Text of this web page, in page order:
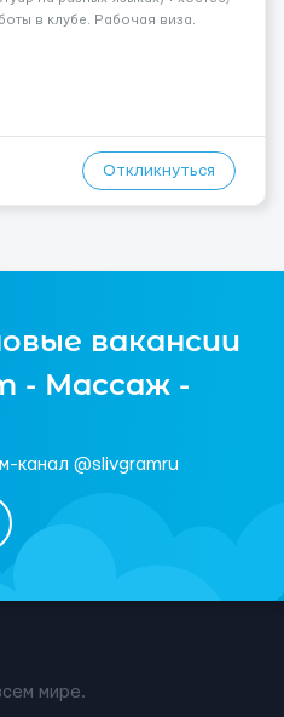
в клубе. Рабочая виза.
Высокая зарплат...
Откликнуться
вакансии
- Массаж -
канал @slivgramru
мире.